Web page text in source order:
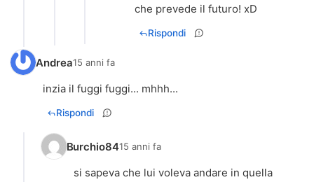
che prevede il futuro! xD
Rispondi
Andrea15 anni fa
inzia il fuggi fuggi... mhhh...
Rispondi
Burchio8415 anni fa
si sapeva che lui voleva andare in quella